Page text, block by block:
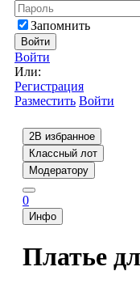
Запомнить
Войти
Войти
Или:
Регистрация
Разместить Войти
2В избранное
Классный лот
Модератору
0
Инфо
Платье